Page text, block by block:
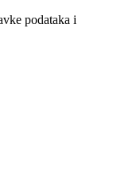
podataka i